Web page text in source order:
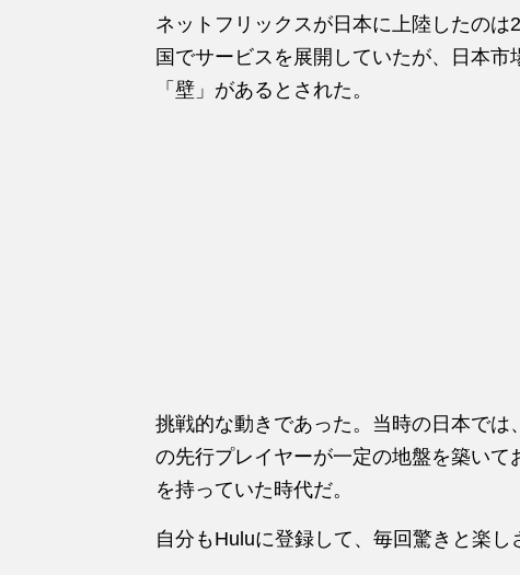
ネットフリックスが日本に上陸したの
国でサービスを展開していたが、日本
「壁」があるとされた。
挑戦的な動きであった。当時の日本で
の先行プレイヤーが一定の地盤を築い
を持っていた時代だ。
自分もHuluに登録して、毎回驚きと楽し